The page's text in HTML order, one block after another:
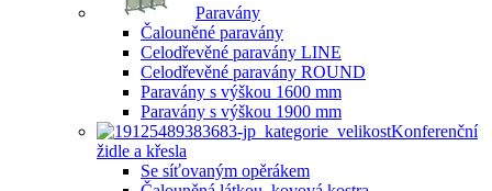
Paravány
Čalouněné paravány
Celodřevěné paravány LINE
Celodřevěné paravány ROUND
Paravány s výškou 1600 mm
Paravány s výškou 1900 mm
Konferenční
židle a křesla
Se síťovaným opěrákem